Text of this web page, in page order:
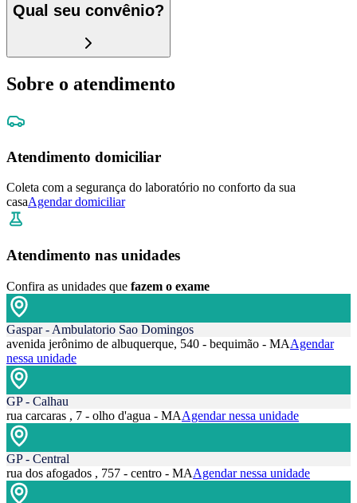
Qual seu convênio?
Sobre o atendimento
Atendimento domiciliar
Coleta com a segurança do laboratório no conforto da sua
casaAgendar domiciliar
Atendimento nas unidades
Confira as unidades que fazem o exame
Gaspar - Ambulatorio Sao Domingos
avenida jerônimo de albuquerque, 540 - bequimão - MAAgendar
nessa unidade
GP - Calhau
rua carcaras , 7 - olho d'agua - MAAgendar nessa unidade
GP - Central
rua dos afogados , 757 - centro - MAAgendar nessa unidade